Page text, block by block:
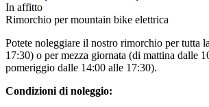
In affitto
Rimorchio per mountain bike elettrica
Potete noleggiare il nostro rimorchio per tutta
17:30) o per mezza giornata (di mattina dalle
pomeriggio dalle 14:00 alle 17:30).
Condizioni di noleggio: